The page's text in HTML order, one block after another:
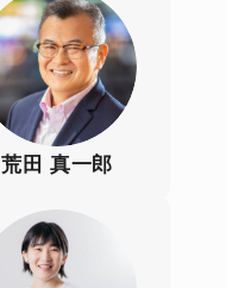
荒田 真一郎